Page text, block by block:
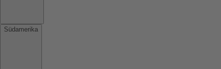
Südamerika